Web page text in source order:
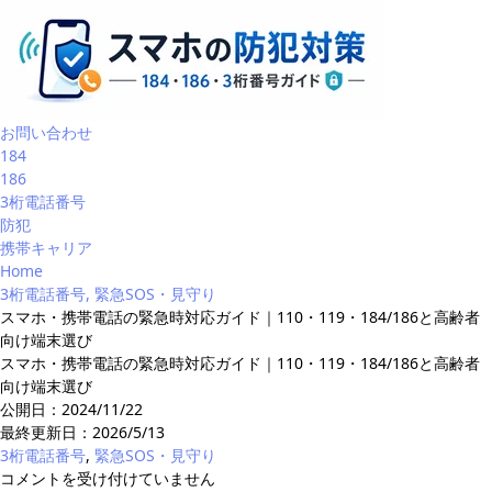
お問い合わせ
184
186
3桁電話番号
防犯
携帯キャリア
Home
3桁電話番号, 緊急SOS・見守り
スマホ・携帯電話の緊急時対応ガイド｜110・119・184/186と高齢者
向け端末選び
スマホ・携帯電話の緊急時対応ガイド｜110・119・184/186と高齢者
向け端末選び
公開日：2024/11/22
最終更新日： 2026/5/13
3桁電話番号, 緊急SOS・見守り
ス
コメントを受け付けていません